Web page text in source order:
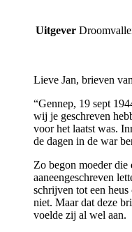
Uitgever
Lieve Jan, brieven
“Gennep, 19 sept
wij je geschreven
voor het laatst was.
de dagen in de war
Zo begon moeder
aaneengeschreven
schrijven tot een
niet. Maar dat deze
voelde zij al wel aan.